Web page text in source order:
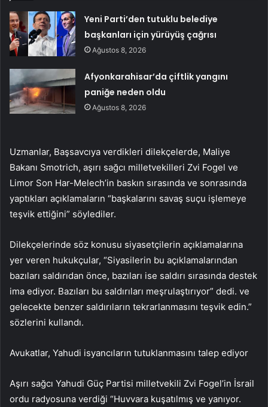
Yeni Parti’den tutuklu belediye
başkanları için yürüyüş çağrısı
Ağustos 8, 2026
Afyonkarahisar’da çiftlik yangını
paniğe neden oldu
Ağustos 8, 2026
Uzmanlar, Başsavcıya verdikleri dilekçelerde, Maliye
Bakanı Smotrich, aşırı sağcı milletvekilleri Zvi Fogel ve
Limor Son Har-Melech’in baskın sırasında ve sonrasında
yaptıkları açıklamaların “başkalarını savaş suçu işlemeye
teşvik ettiğini” söylediler.
Dilekçelerinde söz konusu siyasetçilerin açıklamalarına
yer veren hukukçular, “Siyasilerin bu açıklamalarından
bazıları saldırıdan önce, bazıları ise saldırı sırasında destek
ima ediyor. Bazıları bu saldırıları meşrulaştırıyor” dedi. ve
gelecekte benzer saldırıların tekrarlanmasını teşvik edin.”
sözlerini kullandı.
Avukatlar, Yahudi isyancıların tutuklanmasını talep ediyor
Aşırı sağcı Yahudi Güç Partisi milletvekili Zvi Fogel’in İsrail
ordu radyosuna verdiği “Huvvara kuşatılmış ve yanıyor.